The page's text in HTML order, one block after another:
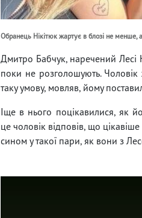
Обранець Нікітюк жартує в блозі не менше,
Дмитро Бабчук, наречений Лесі
поки не розголошують.
таку умову, мовляв, йому
Іще в нього поцікавилися, як
це чоловік відповів, що
сином у такої пари, як вони з